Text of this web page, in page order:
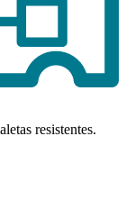
resistentes.